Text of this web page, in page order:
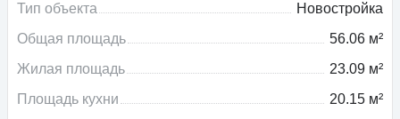
Тип объекта
Новостройка
Общая площадь
56.06 м²
Жилая площадь
23.09 м²
Площадь кухни
20.15 м²